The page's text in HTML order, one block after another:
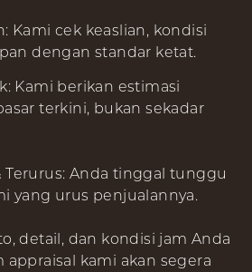
Kami cek keaslian, kondisi
dengan standar ketat.
Kami berikan estimasi
terkini, bukan sekadar
Terurus: Anda tinggal tunggu
yang urus penjualannya.
detail, dan kondisi jam Anda
appraisal kami akan segera